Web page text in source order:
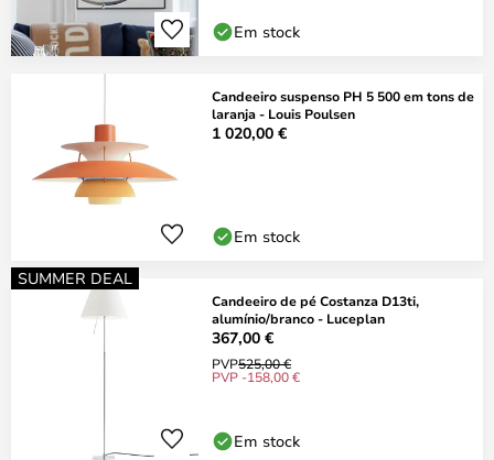
Em stock
Candeeiro suspenso PH 5 500 em tons de
laranja - Louis Poulsen
1 020,00 €
Em stock
SUMMER DEAL
Candeeiro de pé Costanza D13ti,
alumínio/branco - Luceplan
367,00 €
PVP525,00 €
PVP -158,00 €
Em stock